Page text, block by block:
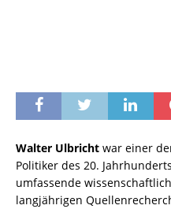
Walter Ulbricht war einer
Politiker des 20.
umfassende
langjährigen